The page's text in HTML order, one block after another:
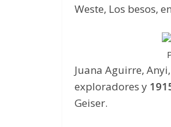
Weste, Los besos,
Juana Aguirre,
exploradores y
Geiser.